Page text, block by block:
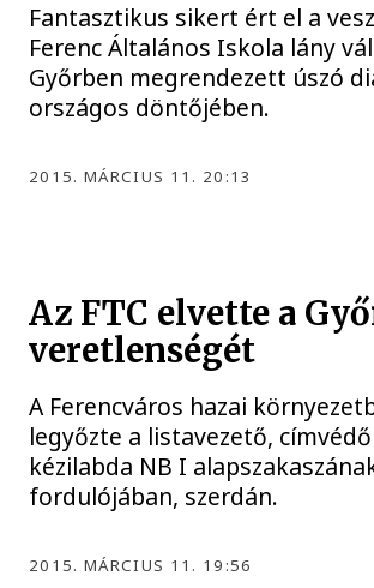
Fantasztikus sikert ért el a
Ferenc Általános Iskola lány
Győrben megrendezett úszó
országos döntőjében.
2015. MÁRCIUS 11. 20:13
Az FTC elvette a
veretlenségét
A Ferencváros hazai
legyőzte a listavezető,
kézilabda NB I
fordulójában, szerdán.
2015. MÁRCIUS 11. 19:56